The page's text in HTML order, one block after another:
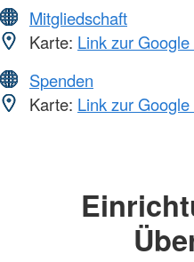
Mitgliedschaft
Karte: Link zur
Spenden
Karte: Link zur